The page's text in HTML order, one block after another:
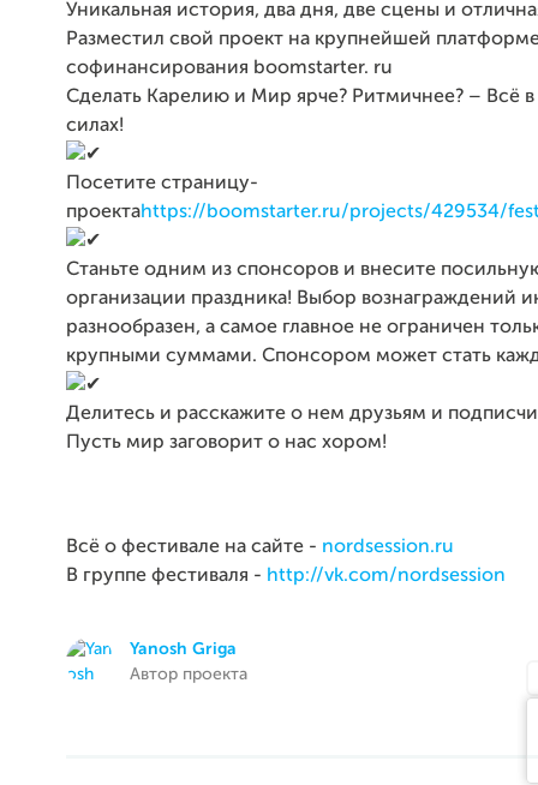
Уникальная история, два дня, две сцены и
Разместил свой проект на крупнейшей
софинансирования boomstarter. ru
Сделать Карелию и Мир ярче? Ритмичнее? – Всё
силах!
Посетите страницу-
проектаhttps://boomstarter.ru/projects/429534/
Cтаньте одним из спонсоров и внесите
организации праздника! Выбор вознаграждений
разнообразен, а самое главное не ограничен
крупными суммами. Спонсором может стать
Делитесь и расскажите о нем друзьям и
Пусть мир заговорит о нас хором!
Всё о фестивале на сайте - nordsession.ru
В группе фестиваля - http://vk.com/nordsession
Yanosh Griga
Автор проекта